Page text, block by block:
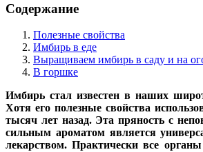
Содержание
Полезные свойства
Имбирь в еде
Выращиваем имбирь в саду и на
В горшке
Имбирь стал известен в наших
Хотя его полезные свойства
тысяч лет назад. Эта пряность с
сильным ароматом является
лекарством. Практически все